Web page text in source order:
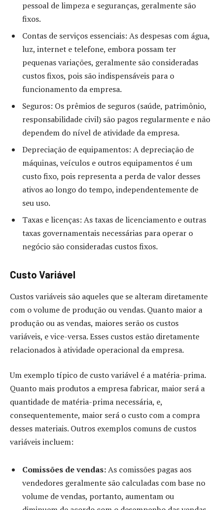
pessoal de limpeza e seguranças, geralmente são
fixos.
Contas de serviços essenciais: As despesas com água,
luz, internet e telefone, embora possam ter
pequenas variações, geralmente são consideradas
custos fixos, pois são indispensáveis para o
funcionamento da empresa.
Seguros: Os prêmios de seguros (saúde, patrimônio,
responsabilidade civil) são pagos regularmente e não
dependem do nível de atividade da empresa.
Depreciação de equipamentos: A depreciação de
máquinas, veículos e outros equipamentos é um
custo fixo, pois representa a perda de valor desses
ativos ao longo do tempo, independentemente de
seu uso.
Taxas e licenças: As taxas de licenciamento e outras
taxas governamentais necessárias para operar o
negócio são consideradas custos fixos.
Custo Variável
Custos variáveis são aqueles que se alteram diretamente
com o volume de produção ou vendas. Quanto maior a
produção ou as vendas, maiores serão os custos
variáveis, e vice-versa. Esses custos estão diretamente
relacionados à atividade operacional da empresa.
Um exemplo típico de custo variável é a matéria-prima.
Quanto mais produtos a empresa fabricar, maior será a
quantidade de matéria-prima necessária, e,
consequentemente, maior será o custo com a compra
desses materiais. Outros exemplos comuns de custos
variáveis incluem:
Comissões de vendas:As comissões pagas aos
vendedores geralmente são calculadas com base no
volume de vendas, portanto, aumentam ou